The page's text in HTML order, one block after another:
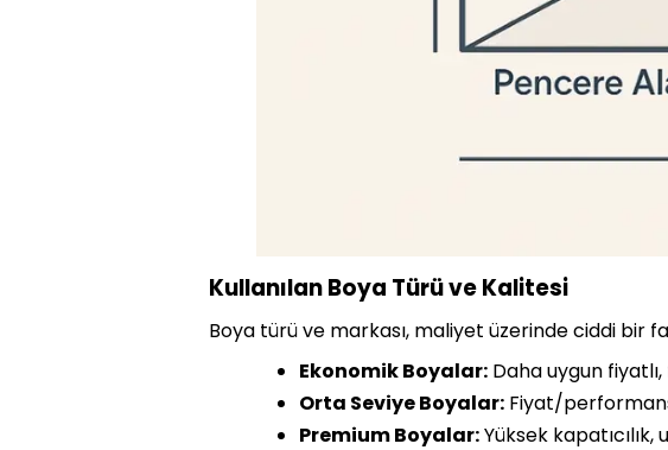
Kullanılan Boya Türü ve Kalitesi
Boya türü ve markası, maliyet üzerinde ciddi bir
Ekonomik Boyalar: Daha uygun
Orta Seviye Boyalar: Fiyat/
Premium Boyalar:Yüksek